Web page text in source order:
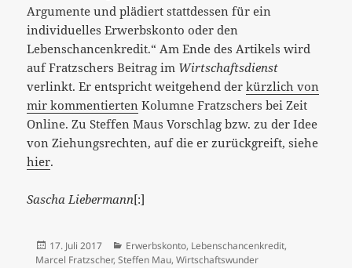
Argumente und plädiert stattdessen für ein
individuelles Erwerbskonto oder den
Lebenschancenkredit.“ Am Ende des Artikels wird
auf Fratzschers Beitrag im Wirtschaftsdienst
verlinkt. Er entspricht weitgehend derkürzlich von
mir kommentierten Kolumne Fratzschers bei Zeit
Online. Zu Steffen Maus Vorschlag bzw. zu der Idee
von Ziehungsrechten, auf die er zurückgreift, siehe
hier.
Sascha Liebermann[:]
Veröffentlicht
am
17. Juli 2017 Kategorien
Erwerbskonto, Lebenschancenkredit,
Marcel Fratzscher, Steffen Mau, Wirtschaftswunder